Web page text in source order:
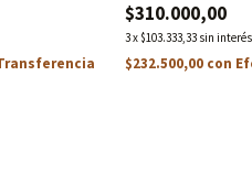
$310.000,00
3x $103.333,33 sin interés
$232.500,00 con